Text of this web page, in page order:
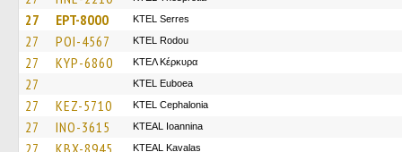
27 EPT-8000 KTEL Serres
27 POI-4567 ΚΤΕL Rodou
27 KYP-6860 ΚΤΕΛ Κέρκυρα
27 ΚΤΕL Euboea
27 KEZ-5710 KTEL Cephalonia
27 INO-3615 KTEAL Ioannina
27 KBX-8945 KTEAL Kavalas